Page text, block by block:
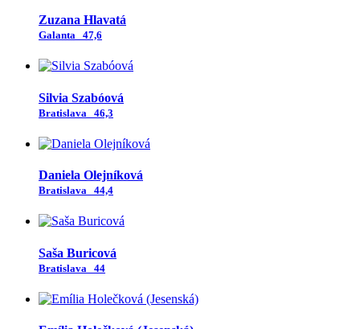
Zuzana Hlavatá
Galanta 47,6
Silvia Szabóová
Bratislava 46,3
Daniela Olejníková
Bratislava 44,4
Saša Buricová
Bratislava 44